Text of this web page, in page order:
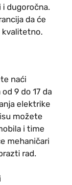
i dugoročna.
da će
kvalitetno.
naći
9 do 17 da
elektrike
možete
i time
mehaničari
rad.